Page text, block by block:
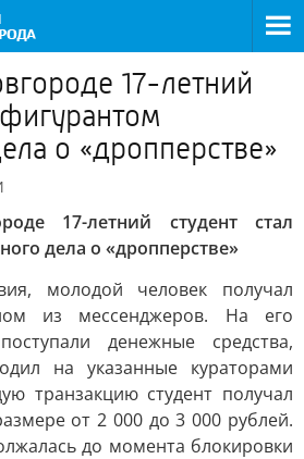
17-летний
о «дропперстве»
17-летний студент стал
дела о «дропперстве»
молодой человек получал
из мессенджеров. На его
денежные средства,
на указанные кураторами
транзакцию студент получал
от 2 000 до 3 000 рублей.
до момента блокировки